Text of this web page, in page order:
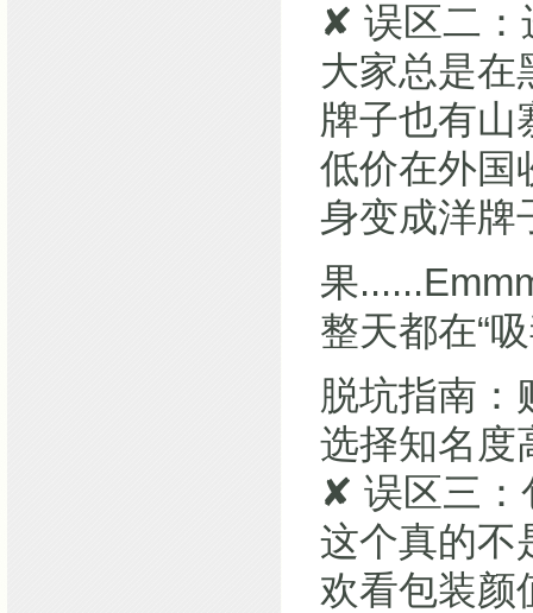
✘ 误区二：
大家总是在
牌子也有山
低价在外国
身变成洋牌
果
整天都在“
脱坑指南：
选择知名度
✘ 误区三：
这个真的不
欢看包装颜